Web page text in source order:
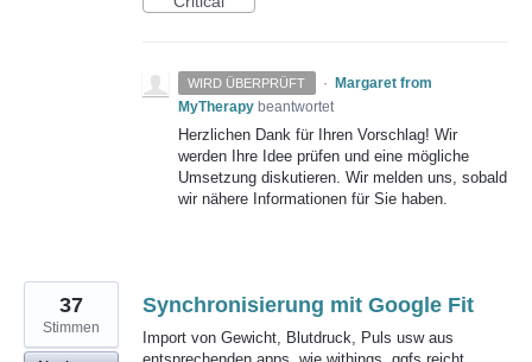
WIRD ÜBERPRÜFT ·
Margaret from
MyTherapy beantwortet
Herzlichen Dank für Ihren Vorschlag! Wir
werden Ihre Idee prüfen und eine mögliche
Umsetzung diskutieren. Wir melden uns, sobald
wir nähere Informationen für Sie haben.
Synchronisierung mit Google Fit
Import von Gewicht, Blutdruck, Puls usw aus
37
Stimmen